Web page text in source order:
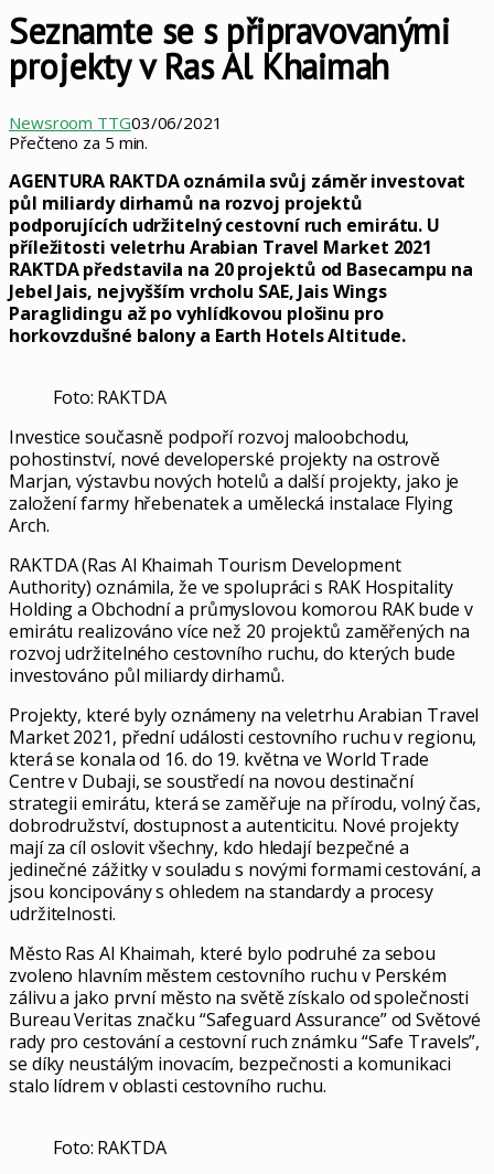
Seznamte se s připravovanými
projekty v Ras Al Khaimah
Newsroom TTG03/06/2021
Přečteno za 5 min.
AGENTURA RAKTDA oznámila svůj záměr investovat
půl miliardy dirhamů na rozvoj projektů
podporujících udržitelný cestovní ruch emirátu. U
příležitosti veletrhu Arabian Travel Market 2021
RAKTDA představila na 20 projektů od Basecampu na
Jebel Jais, nejvyšším vrcholu SAE, Jais Wings
Paraglidingu až po vyhlídkovou plošinu pro
horkovzdušné balony a Earth Hotels Altitude.
Foto: RAKTDA
Investice současně podpoří rozvoj maloobchodu,
pohostinství, nové developerské projekty na ostrově
Marjan, výstavbu nových hotelů a další projekty, jako je
založení farmy hřebenatek a umělecká instalace Flying
Arch.
RAKTDA (Ras Al Khaimah Tourism Development
Authority) oznámila, že ve spolupráci s RAK Hospitality
Holding a Obchodní a průmyslovou komorou RAK bude v
emirátu realizováno více než 20 projektů zaměřených na
rozvoj udržitelného cestovního ruchu, do kterých bude
investováno půl miliardy dirhamů.
Projekty, které byly oznámeny na veletrhu Arabian Travel
Market 2021, přední události cestovního ruchu v regionu,
která se konala od 16. do 19. května ve World Trade
Centre v Dubaji, se soustředí na novou destinační
strategii emirátu, která se zaměřuje na přírodu, volný čas,
dobrodružství, dostupnost a autenticitu. Nové projekty
mají za cíl oslovit všechny, kdo hledají bezpečné a
jedinečné zážitky v souladu s novými formami cestování, a
jsou koncipovány s ohledem na standardy a procesy
udržitelnosti.
Město Ras Al Khaimah, které bylo podruhé za sebou
zvoleno hlavním městem cestovního ruchu v Perském
zálivu a jako první město na světě získalo od společnosti
Bureau Veritas značku “Safeguard Assurance” od Světové
rady pro cestování a cestovní ruch známku “Safe Travels”,
se díky neustálým inovacím, bezpečnosti a komunikaci
stalo lídrem v oblasti cestovního ruchu.
Foto: RAKTDA